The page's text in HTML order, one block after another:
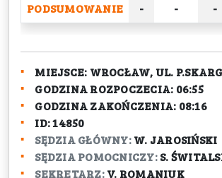
PODSUMOWANIE - - -
MIEJSCE: WROCŁAW, UL.
GODZINA ROZPOCZECIA: 06:55
GODZINA ZAKOŃCZENIA: 08:16
ID:14850
SĘDZIA GŁÓWNY: W. JAROSIŃSKI
SĘDZIA POMOCNICZY: S.
SEKRETARZ: V. ROMANIUK